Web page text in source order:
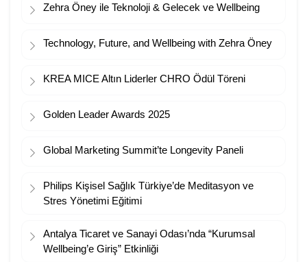
Zehra Öney ile Teknoloji & Gelecek ve Wellbeing
Technology, Future, and Wellbeing with Zehra Öney
KREA MICE Altın Liderler CHRO Ödül Töreni
Golden Leader Awards 2025
Global Marketing Summit’te Longevity Paneli
Philips Kişisel Sağlık Türkiye’de Meditasyon ve
Stres Yönetimi Eğitimi
Antalya Ticaret ve Sanayi Odası’nda “Kurumsal
Wellbeing’e Giriş” Etkinliği